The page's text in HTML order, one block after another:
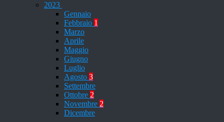
2023
Gennaio
Febbraio 1
Marzo
Aprile
Maggio
Giugno
Luglio
Agosto 3
Settembre
Ottobre 2
Novembre 2
Dicembre